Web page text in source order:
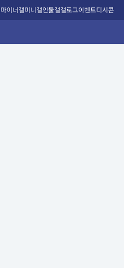
마이너갤미니갤인물갤갤로그이벤트디시콘